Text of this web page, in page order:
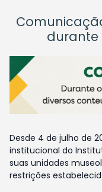
durante
Desde 4 de julho de
institucional do
suas unidades
restrições